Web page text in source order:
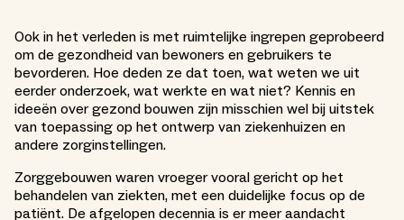
Ook in het verleden is met ruimtelijke ingrepen geprobeerd
om de gezondheid van bewoners en gebruikers te
bevorderen. Hoe deden ze dat toen, wat weten we uit
eerder onderzoek, wat werkte en wat niet? Kennis en
ideeën over gezond bouwen zijn misschien wel bij uitstek
van toepassing op het ontwerp van ziekenhuizen en
andere zorginstellingen.
Zorggebouwen waren vroeger vooral gericht op het
behandelen van ziekten, met een duidelijke focus op de
patiënt. De afgelopen decennia is er meer aandacht